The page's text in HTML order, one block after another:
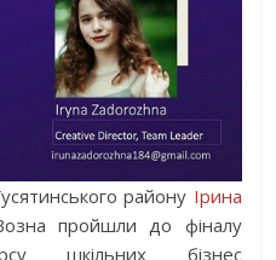
району Ірина
пройшли до фіналу
шкільних бізнес